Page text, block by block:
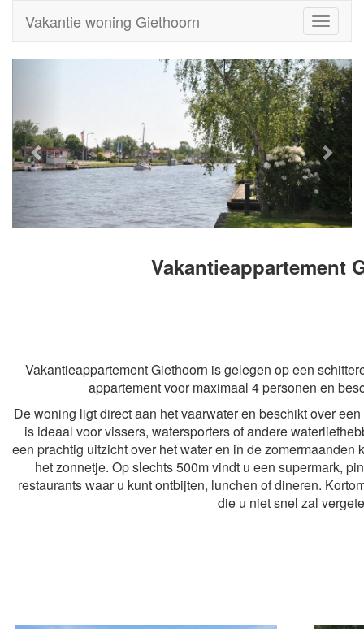
Toggle
Vakantie woning Giethoorn
Vakantieappartement
Vakantieappartement Giethoorn is gelegen op een
appartement voor maximaal 4 personen en
De woning ligt direct aan het vaarwater en beschikt over
is ideaal voor vissers, watersporters of andere
een prachtig uitzicht over het water en in de zomermaanden
het zonnetje. Op slechts 500m vindt u een supermark,
restaurants waar u kunt ontbijten, lunchen of dineren.
die u niet snel zal